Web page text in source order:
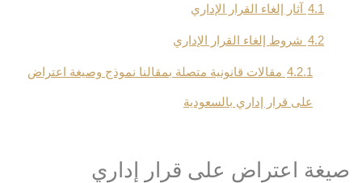
4.1 آثار إلغاء القرار الإداري
4.2 شروط إلغاء القرار الإداري
4.2.1 مقالات قانونية متصلة بمقالنا نموذج وصيغة اعتراض
على قرار إداري بالسعودية
صيغة اعتراض على قرار إداري